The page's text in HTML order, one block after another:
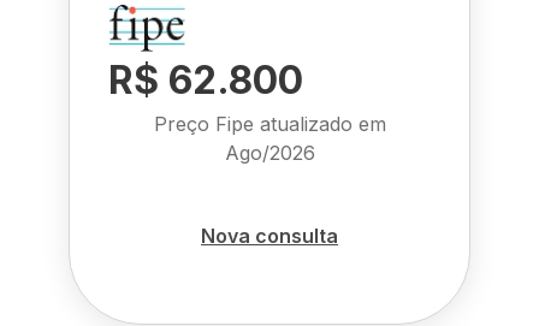
R$ 62.800
Preço Fipe atualizado em
Ago/2026
Nova consulta